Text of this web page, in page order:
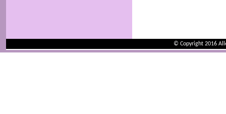
© Copyright 2016